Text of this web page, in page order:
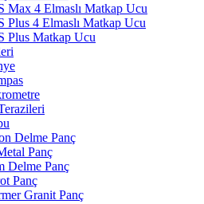
Max 4 Elmaslı Matkap Ucu
Plus 4 Elmaslı Matkap Ucu
Plus Matkap Ucu
Delme Panç
Panç
Delme Panç
Panç
Granit Panç